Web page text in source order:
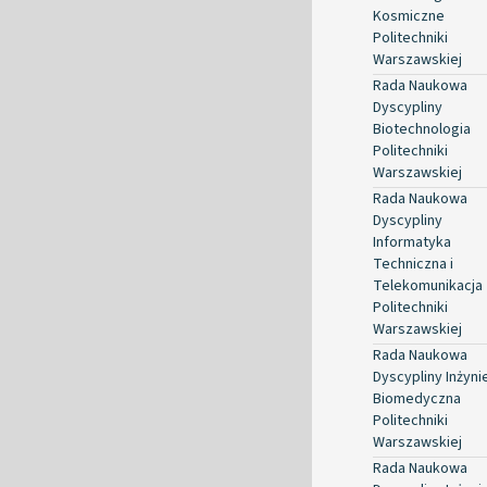
Kosmiczne
Politechniki
Warszawskiej
Rada Naukowa
Dyscypliny
Biotechnologia
Politechniki
Warszawskiej
Rada Naukowa
Dyscypliny
Informatyka
Techniczna i
Telekomunikacja
Politechniki
Warszawskiej
Rada Naukowa
Dyscypliny
Biomedyczna
Politechniki
Warszawskiej
Rada Naukowa